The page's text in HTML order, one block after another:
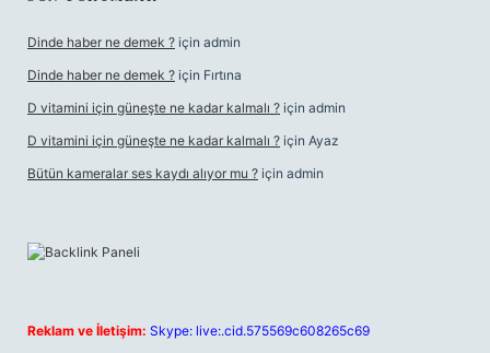
Dinde haber ne demek ? için admin
Dinde haber ne demek ? için Fırtına
D vitamini için güneşte ne kadar kalmalı ? için admin
D vitamini için güneşte ne kadar kalmalı ? için Ayaz
Bütün kameralar ses kaydı alıyor mu ? için admin
Reklam ve İletişim: Skype: live:.cid.575569c608265c69